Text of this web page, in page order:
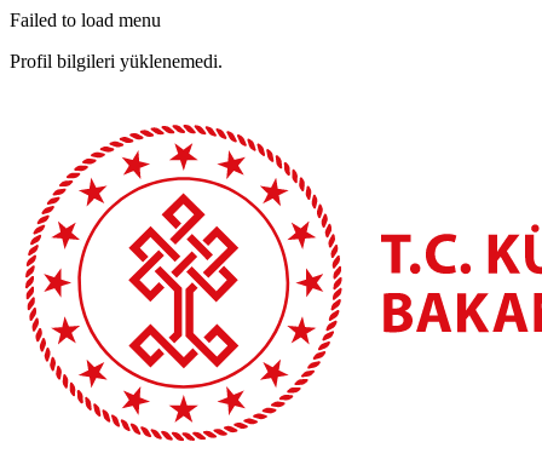
Failed to load menu
Profil bilgileri yüklenemedi.